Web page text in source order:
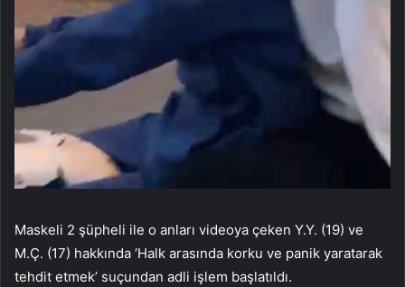
Maskeli 2 şüpheli ile o anları videoya çeken Y.Y. (19) ve
M.Ç. (17) hakkında ‘Halk arasında korku ve panik yaratarak
tehdit etmek’ suçundan adli işlem başlatıldı.